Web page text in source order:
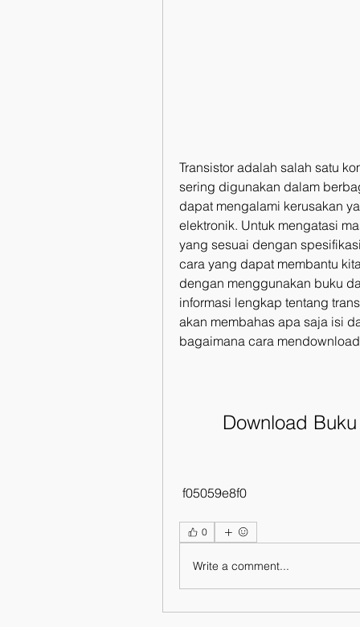
Transistor adalah salah satu
sering digunakan dalam
dapat mengalami kerusakan
elektronik. Untuk mengatasi
yang sesuai dengan
cara yang dapat membantu
dengan menggunakan buku
informasi lengkap tentang
akan membahas apa saja isi
bagaimana cara
Download
f05059e8f0
0
Write a comment...